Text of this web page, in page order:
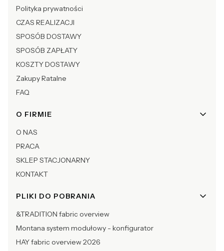
Polityka prywatności
CZAS REALIZACJI
SPOSÓB DOSTAWY
SPOSÓB ZAPŁATY
KOSZTY DOSTAWY
Zakupy Ratalne
FAQ
O FIRMIE
O NAS
PRACA
SKLEP STACJONARNY
KONTAKT
PLIKI DO POBRANIA
&TRADITION fabric overview
Montana system modułowy - konfigurator
HAY fabric overview 2026